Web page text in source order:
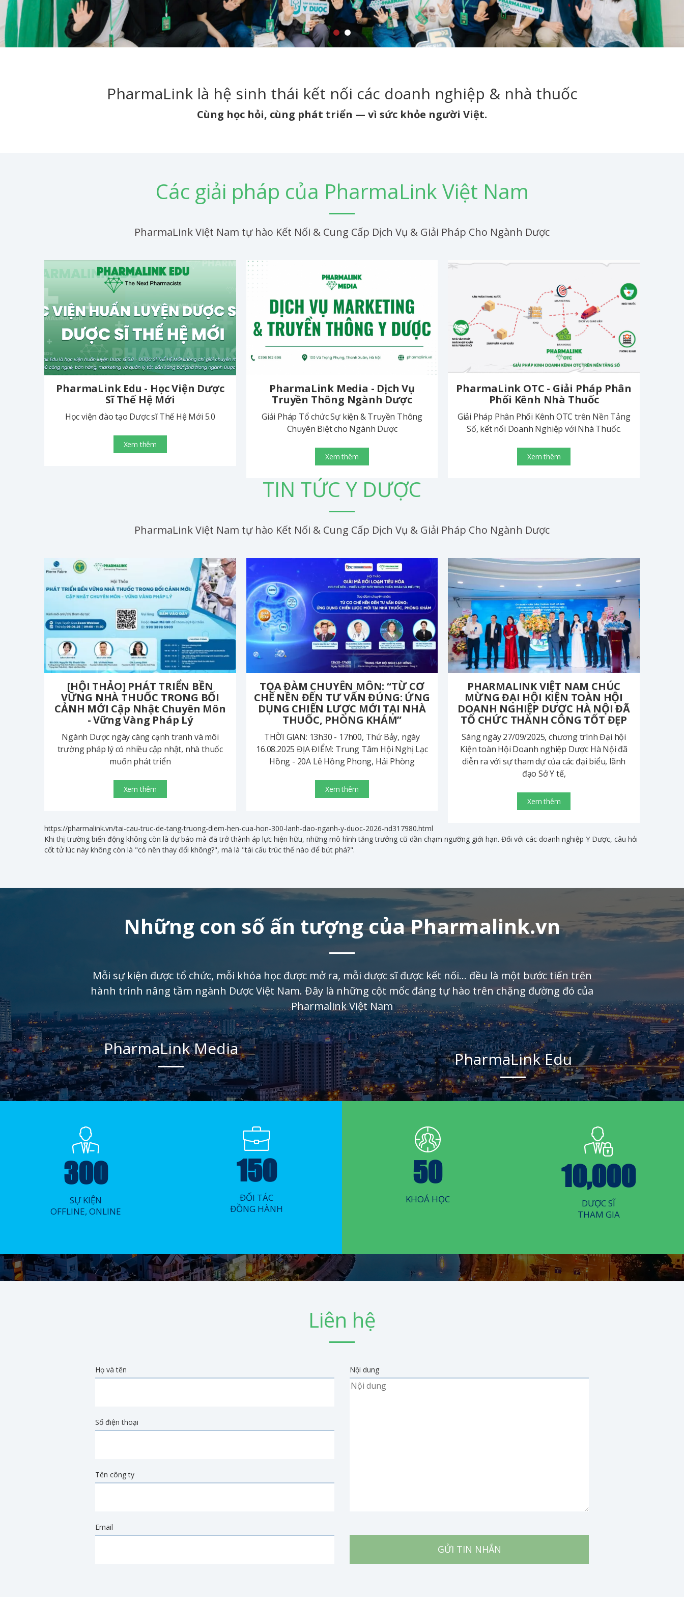
PharmaLink là hệ sinh thái kết nối các doanh nghiệp & nhà thuốc
Cùng học hỏi, cùng phát triển — vì sức khỏe người Việt.
Các giải pháp của PharmaLink Việt Nam
PharmaLink Việt Nam tự hào Kết Nối & Cung Cấp Dịch Vụ & Giải Pháp Cho Ngành Dược
PharmaLink Edu - Học Viện Dược
Sĩ Thế Hệ Mới
Học viện đào tạo Dược sĩ Thế Hệ Mới 5.0
Xem thêm
PharmaLink Media - Dịch Vụ
Truyền Thông Ngành Dược
Giải Pháp Tổ chức Sự kiện & Truyền Thông
Chuyên Biệt cho Ngành Dược
Xem thêm
PharmaLink OTC - Giải Pháp Phân
Phối Kênh Nhà Thuốc
Giải Pháp Phân Phối Kênh OTC trên Nền Tảng
Số, kết nối Doanh Nghiệp với Nhà Thuốc.
Xem thêm
TIN TỨC Y DƯỢC
PharmaLink Việt Nam tự hào Kết Nối & Cung Cấp Dịch Vụ & Giải Pháp Cho Ngành Dược
[HỘI THẢO] PHÁT TRIỂN BỀN
VỮNG NHÀ THUỐC TRONG BỐI
CẢNH MỚI Cập Nhật Chuyên Môn
- Vững Vàng Pháp Lý
Ngành Dược ngày càng cạnh tranh và môi
trường pháp lý có nhiều cập nhật, nhà thuốc
muốn phát triển
Xem thêm
TỌA ĐÀM CHUYÊN MÔN: “TỪ CƠ
CHẾ NỀN ĐẾN TƯ VẤN ĐÚNG: ỨNG
DỤNG CHIẾN LƯỢC MỚI TẠI NHÀ
THUỐC, PHÒNG KHÁM”
THỜI GIAN: 13h30 - 17h00, Thứ Bảy, ngày
16.08.2025 ĐỊA ĐIỂM: Trung Tâm Hội Nghị Lạc
Hồng - 20A Lê Hồng Phong, Hải Phòng
Xem thêm
PHARMALINK VIỆT NAM CHÚC
MỪNG ĐẠI HỘI KIỆN TOÀN HỘI
DOANH NGHIỆP DƯỢC HÀ NỘI ĐÃ
TỔ CHỨC THÀNH CÔNG TỐT ĐẸP
Sáng ngày 27/09/2025, chương trình Đại hội
Kiện toàn Hội Doanh nghiệp Dược Hà Nội đã
diễn ra với sự tham dự của các đại biểu, lãnh
đạo Sở Y tế,
Xem thêm
https://pharmalink.vn/tai-cau-truc-de-tang-truong-diem-hen-cua-hon-300-lanh-dao-nganh-y-duoc-2026-nd317980.html
Khi thị trường biến động không còn là dự báo mà đã trở thành áp lực hiện hữu, những mô hình tăng trưởng cũ dần chạm ngưỡng giới hạn. Đối với các doanh nghiệp Y Dược, câu hỏi
cốt tử lúc này không còn là "có nên thay đổi không?", mà là "tái cấu trúc thế nào để bứt phá?".
Những con số ấn tượng của Pharmalink.vn
Mỗi sự kiện được tổ chức, mỗi khóa học được mở ra, mỗi dược sĩ được kết nối... đều là một bước tiến trên
hành trình nâng tầm ngành Dược Việt Nam. Đây là những cột mốc đáng tự hào trên chặng đường đó của
Pharmalink Việt Nam
PharmaLink Media >
PharmaLink Edu
300
SỰ KIỆN
OFFLINE, ONLINE
150
ĐỐI TÁC
ĐỒNG HÀNH
50
KHOÁ HỌC
10,000
DƯỢC SĨ
THAM GIA
Liên hệ
Họ và tên
Số điện thoại
Tên công ty
Email
Nội dung